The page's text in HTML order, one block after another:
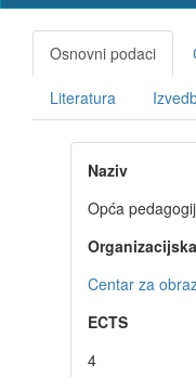
Osnovni podaci
Literatura
Naziv
Opća
Centar za
ECTS
4